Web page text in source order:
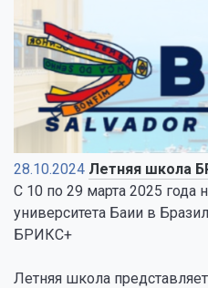
28.10.2024 Летняя школа
С 10 по 29 марта 2025 года
университета Баии в
БРИКС+
Летняя школа